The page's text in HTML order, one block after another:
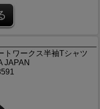
トワークス半袖Tシャツ
JAPAN